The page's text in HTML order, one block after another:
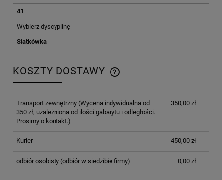
41
Wybierz dyscyplinę
Siatkówka
KOSZTY DOSTAWY
CENA NIE ZAWIERA EWENTUALNYCH KOSZTÓW
Transport zewnętrzny(Wycena indywidualna od
350 zł, uzależniona od ilości gabarytu i odległości.
Prosimy o kontakt.)
350,00 zł
Kurier 450,00 zł
odbiór osobisty(odbiór w siedzibie firmy) 0,00 zł